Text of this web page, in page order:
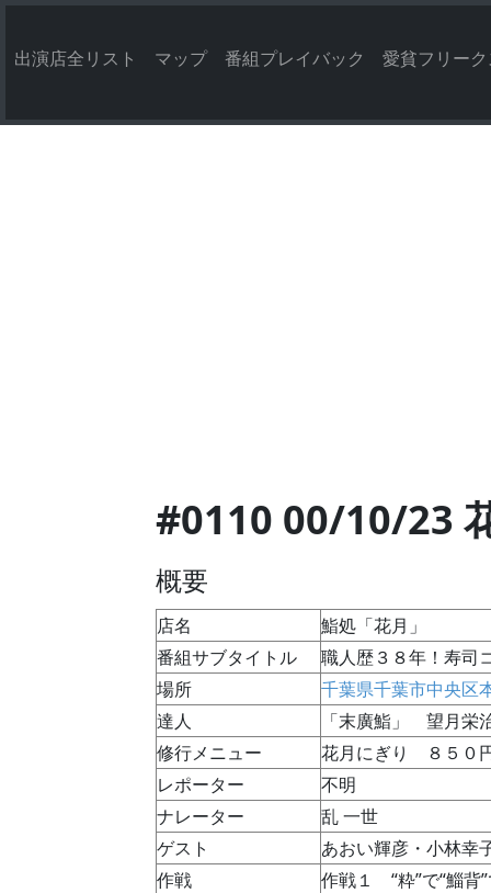
出演店全リスト マップ 番組プレイバック 愛貧フリー
#0110 00/10/23
概要
店名
鮨処「花月」
番組サブタイトル
職人歴３８年！寿司
場所
千葉県千葉市中央区
達人
「末廣鮨」 望月栄
修行メニュー
花月にぎり ８５０
レポーター
不明
ナレーター
乱 一世
ゲスト
あおい輝彦・小林幸
作戦
作戦１ “粋”で“鯔背